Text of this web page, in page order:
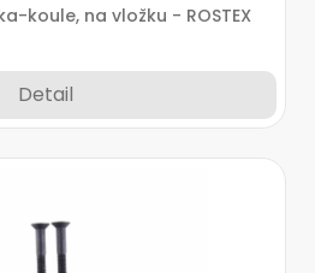
koule, na vložku - ROSTEX
Detail